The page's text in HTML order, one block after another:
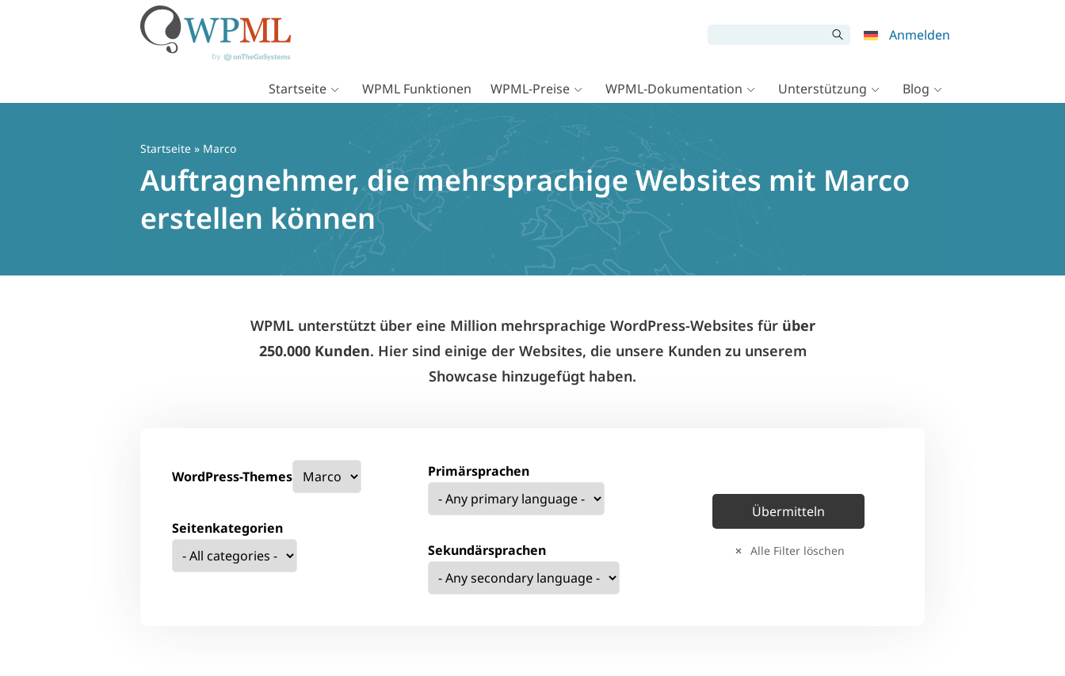
Anmelden
Startseite WPML Funktionen WPML-Preise WPML-Dokumentation Unterstützung Blog
Startseite » Marco
Auftragnehmer, die mehrsprachige Websites mit Marco
erstellen können
WPML unterstützt über eine Million mehrsprachige WordPress-Websites für über
250.000 Kunden. Hier sind einige der Websites, die unsere Kunden zu unserem
Showcase hinzugefügt haben.
WordPress-Themes
Seitenkategorien
Primärsprachen
Sekundärsprachen Alle Filter löschen